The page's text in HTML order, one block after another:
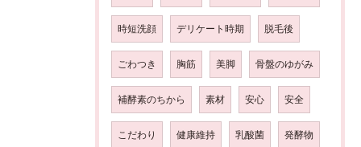
時短洗顔 デリケート時期 脱毛後
ごわつき 胸筋 美脚 骨盤のゆがみ
補酵素のちから 素材 安心 安全
こだわり 健康維持 乳酸菌 発酵物